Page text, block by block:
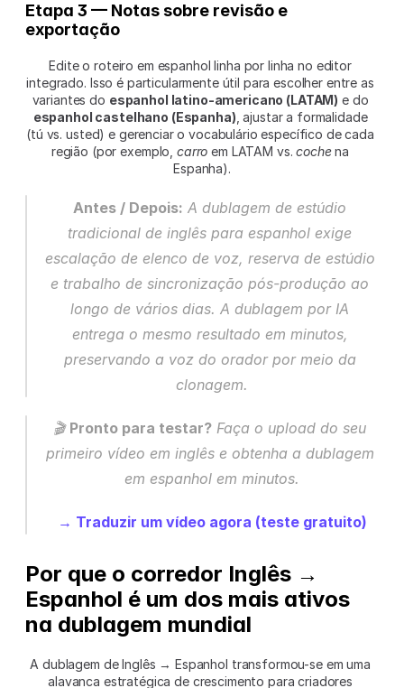
Etapa 3 — Notas sobre revisão e
exportação
Edite o roteiro em espanhol linha por linha no editor
integrado. Isso é particularmente útil para escolher entre as
variantes do espanhol latino-americano (LATAM)
espanhol castelhano (Espanha), ajustar a formalidade
(tú vs. usted) e gerenciar o vocabulário específico de cada
região (por exemplo, carro em LATAM vs. coche na
Espanha).
Antes / Depois: A dublagem de estúdio
tradicional de inglês para espanhol exige
escalação de elenco de voz, reserva de estúdio
e trabalho de sincronização pós-produção ao
longo de vários dias. A dublagem por IA
entrega o mesmo resultado em minutos,
preservando a voz do orador por meio da
clonagem.
🎬 Pronto para testar? Faça o upload do seu
primeiro vídeo em inglês e obtenha a dublagem
em espanhol em minutos.
→ Traduzir um vídeo agora (teste gratuito)
Por que o corredor Inglês →
Espanhol é um dos mais ativos
na dublagem mundial
A dublagem de Inglês → Espanhol transformou-se em uma
alavanca estratégica de crescimento para criadores